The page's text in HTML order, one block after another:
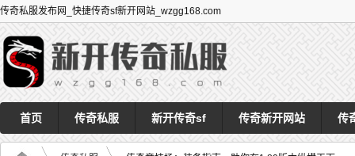
传奇私服发布网_快捷传奇sf新开网站_wzgg168.com
首页 传奇私服 新开传奇sf 传奇新开网站 传